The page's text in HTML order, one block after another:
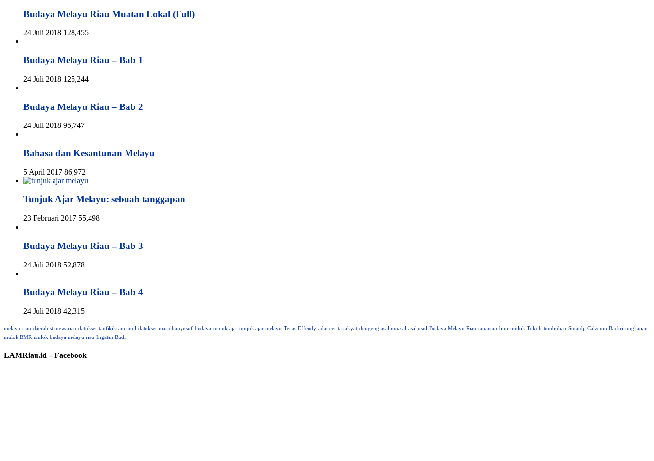
Budaya Melayu Riau Muatan Lokal (Full)
24 Juli 2018 128,455
Budaya Melayu Riau – Bab 1
24 Juli 2018 125,244
Budaya Melayu Riau – Bab 2
24 Juli 2018 95,747
Bahasa dan Kesantunan Melayu
5 April 2017 86,972
Tunjuk Ajar Melayu: sebuah tanggapan
23 Februari 2017 55,498
Budaya Melayu Riau – Bab 3
24 Juli 2018 52,878
Budaya Melayu Riau – Bab 4
24 Juli 2018 42,315
melayu riau daerahistimewariau datukseritaufikikramjamil datukserimarjohanyusuf budaya tunjuk ajar tunjuk ajar melayu Tenas Effendy adat cerita rakyat dongeng asal muasal asal usul Budaya Melayu Riau tanaman bmr mulok Tokoh tumbuhan Sutardji Calzoum Bachri ungkapan
mulok BMR mulok budaya melayu riau Ingatan Budi
LAMRiau.id – Facebook